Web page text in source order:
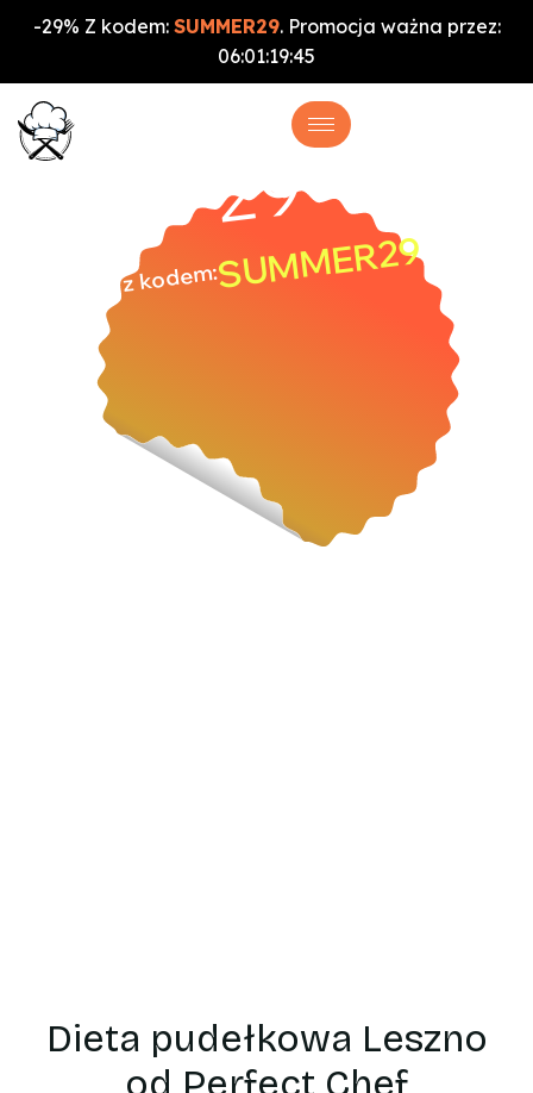
-29% Z kodem: SUMMER29. Promocja ważna przez:
06:01:19:44
-29%
z kodem:SUMMER29
Dieta pudełkowa Leszno